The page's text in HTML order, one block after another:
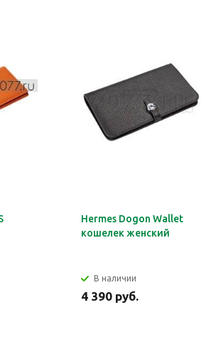
Hermes Dogon Wallet
кошелек женский
В наличии
4 390 руб.